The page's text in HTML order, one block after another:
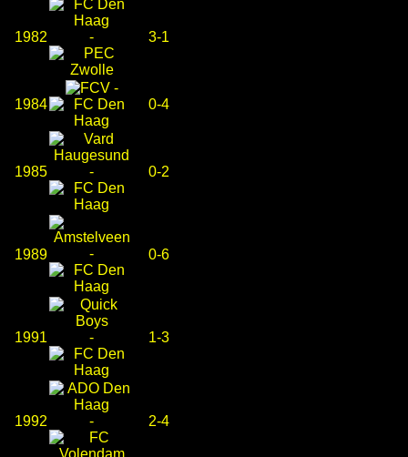
1982 - 3-1
1984
-
0-4
1985 - 0-2
1989 - 0-6
1991 - 1-3
1992 - 2-4